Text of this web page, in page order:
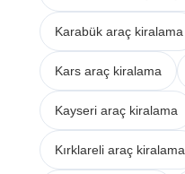
Karabük araç kiralama
Kars araç kiralama
Kayseri araç kiralama
Kırklareli araç kiralama